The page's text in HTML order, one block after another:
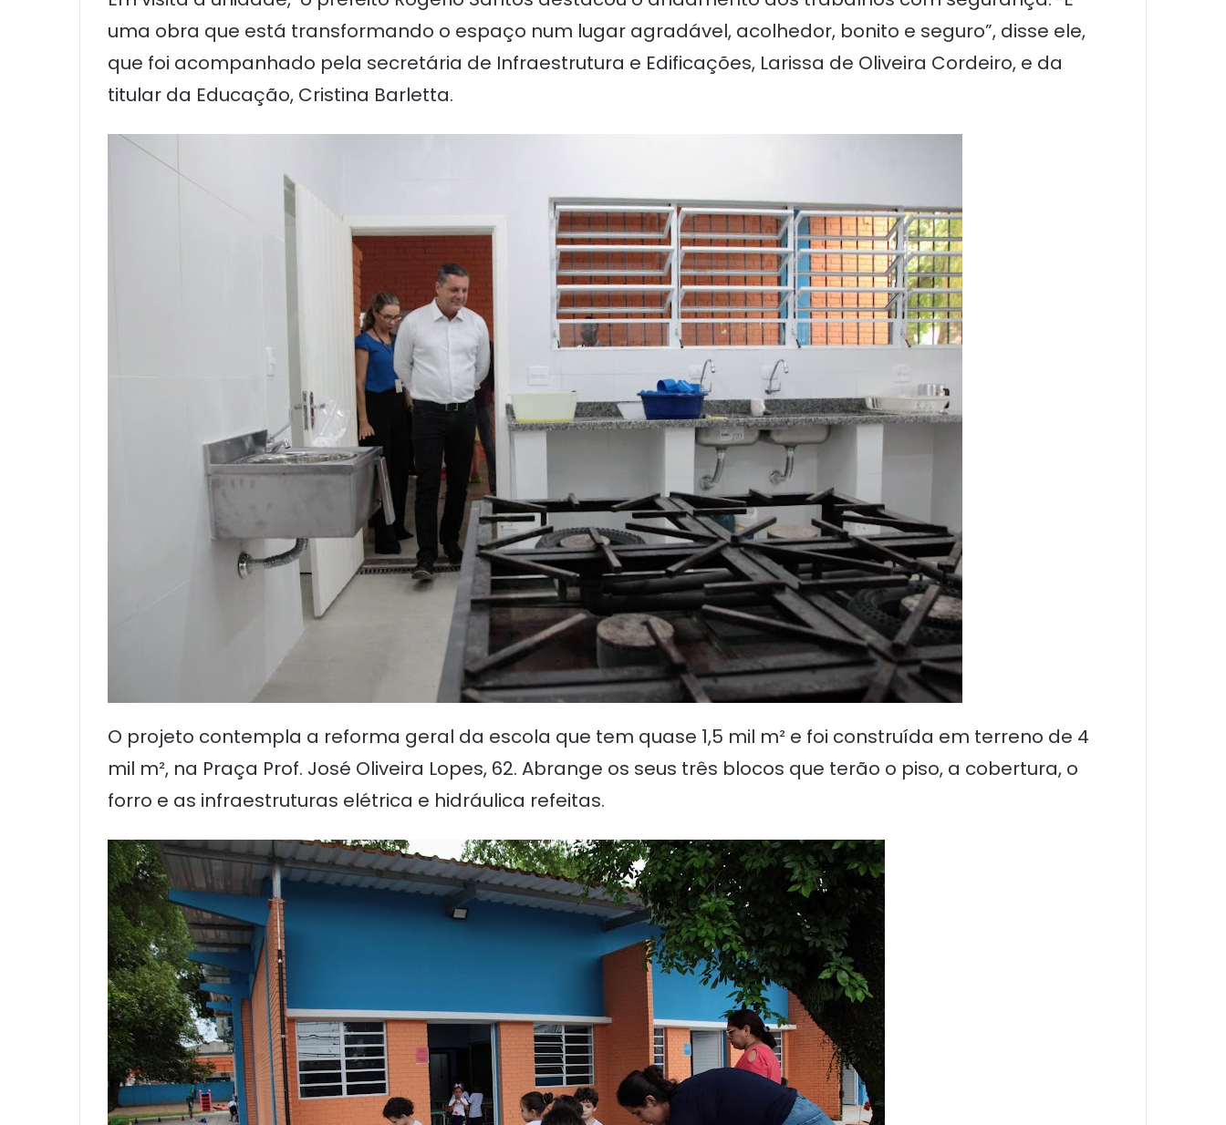
uma obra que está transformando o espaço num lugar agradável, acolhedor, bonito e seguro”, disse ele,
que foi acompanhado pela secretária de Infraestrutura e Edificações, Larissa de Oliveira Cordeiro, e da
titular da Educação, Cristina Barletta.
O projeto contempla a reforma geral da escola que tem quase 1,5 mil m² e foi construída em terreno de 4
mil m², na Praça Prof. José Oliveira Lopes, 62. Abrange os seus três blocos que terão o piso, a cobertura, o
forro e as infraestruturas elétrica e hidráulica refeitas.